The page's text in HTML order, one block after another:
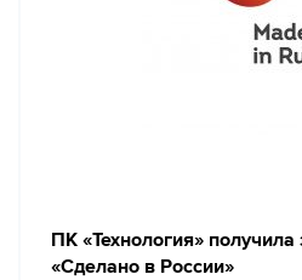
ПК «Технология» получила
«Сделано в России»